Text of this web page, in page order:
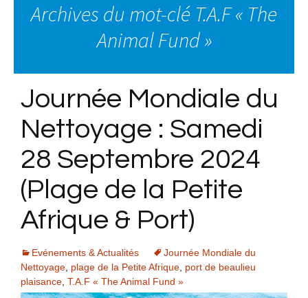
principal
Archives du mot-clé T.A.F « The
Animal Fund »
Journée Mondiale du
Nettoyage : Samedi
28 Septembre 2024
(Plage de la Petite
Afrique & Port)
Evénements & Actualités
Journée Mondiale du
Nettoyage plage de la Petite Afrique port de beaulieu
plaisance T.A.F « The Animal Fund »